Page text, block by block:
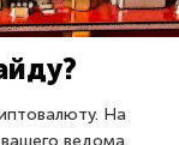
На
ведома.